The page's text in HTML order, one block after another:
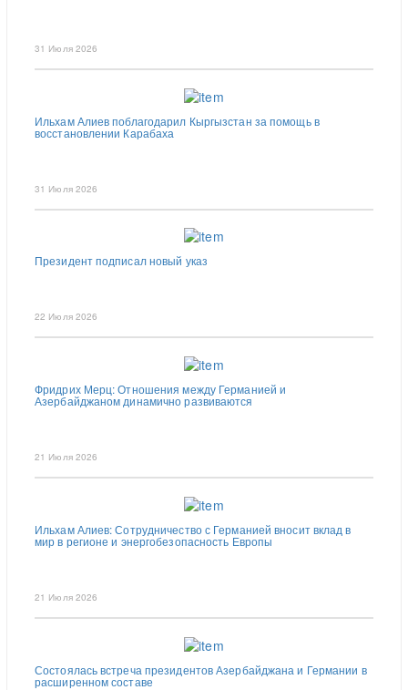
31 Июля 2026
Ильхам Алиев поблагодарил Кыргызстан за помощь в
восстановлении Карабаха
31 Июля 2026
Президент подписал новый указ
22 Июля 2026
Фридрих Мерц: Отношения между Германией и
Азербайджаном динамично развиваются
21 Июля 2026
Ильхам Алиев: Сотрудничество с Германией вносит вклад в
мир в регионе и энергобезопасность Европы
21 Июля 2026
Состоялась встреча президентов Азербайджана и Германии в
расширенном составе